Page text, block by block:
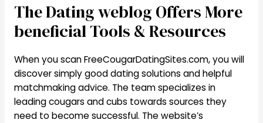
The Dating weblog Offers More
beneficial Tools & Resources
When you scan FreeCougarDatingSites.com, you will
discover simply good dating solutions and helpful
matchmaking advice. The team specializes in
leading cougars and cubs towards sources they
need to become successful. The website’s